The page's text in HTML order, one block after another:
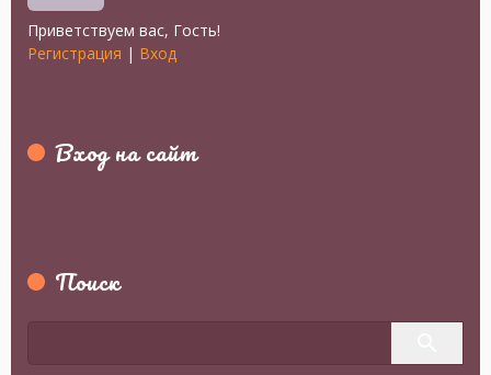
Приветствуем вас, Гость!
Регистрация | Вход
Вход на сайт
Поиск